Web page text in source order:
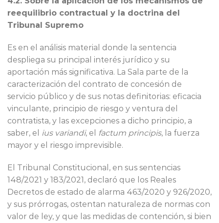
reequilibrio contractual y la doctrina del
Tribunal Supremo
Es en el análisis material donde la sentencia
despliega su principal interés jurídico y su
aportación más significativa. La Sala parte de la
caracterización del contrato de concesión de
servicio público y de sus notas definitorias: eficacia
vinculante, principio de riesgo y ventura del
contratista, y las excepciones a dicho principio, a
saber, el ius variandi, el factum principis, la fuerza
mayor y el riesgo imprevisible.
El Tribunal Constitucional, en sus sentencias
148/2021 y 183/2021, declaró que los Reales
Decretos de estado de alarma 463/2020 y 926/2020,
y sus prórrogas, ostentan naturaleza de normas con
valor de ley, y que las medidas de contención, si bien